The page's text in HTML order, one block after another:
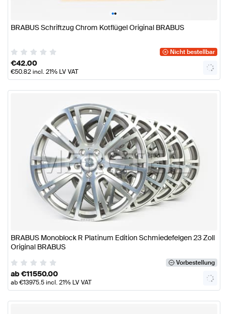
••
BRABUS Schriftzug Chrom Kotflügel Original BRABUS
Nicht bestellbar
€42.00
€50.82incl. 21% LV VAT
BRABUS Monoblock R Platinum Edition Schmiedefelgen 23 Zoll
Original BRABUS
Vorbestellung
ab€11550.00
ab€13975.5incl. 21% LV VAT